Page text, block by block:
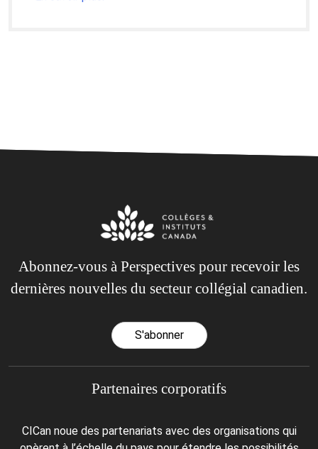
Abonnez-vous à Perspectives pour recevoir les
dernières nouvelles du secteur collégial canadien.
S'abonner
Partenaires corporatifs
CICan noue des partenariats avec des organisations qui